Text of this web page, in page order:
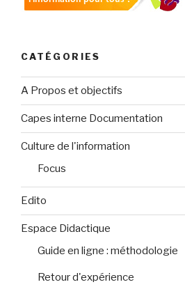
CATÉGORIES
A Propos et objectifs
Capes interne Documentation
Culture de l'information
Focus
Edito
Espace Didactique
Guide en ligne : méthodologie
Retour d'expérience